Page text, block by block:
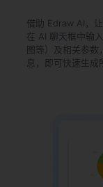
借助 Edraw AI，
在 AI 聊天框中输
图等）及相关参数
息，即可快速生成